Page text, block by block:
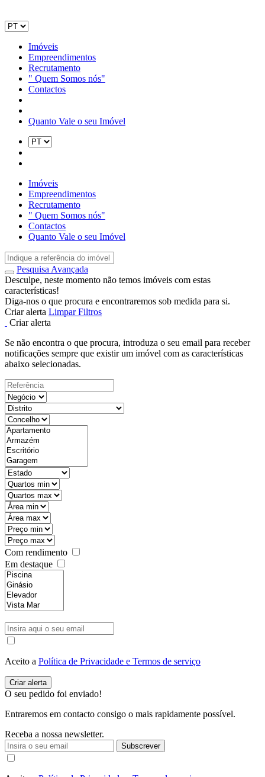
Imóveis
Empreendimentos
Recrutamento
" Quem Somos nós"
Contactos
Quanto Vale o seu Imóvel
Imóveis
Empreendimentos
Recrutamento
" Quem Somos nós"
Contactos
Quanto Vale o seu Imóvel
Pesquisa Avançada
Desculpe, neste momento não temos imóveis com estas
características!
Diga-nos o que procura e encontraremos sob medida para si.
Criar alerta Limpar Filtros
Criar alerta
Se não encontra o que procura, introduza o seu email para receber
notificações sempre que existir um imóvel com as características
abaixo selecionadas.
Com rendimento
Em destaque
Aceito a Política de Privacidade e Termos de serviço
O seu pedido foi enviado!
Entraremos em contacto consigo o mais rapidamente possível.
Receba a nossa newsletter.
Subscrever